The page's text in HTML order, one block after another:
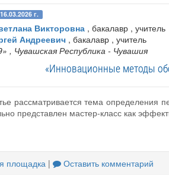
г.
Викторовна , бакалавр , учитель
Андреевич , бакалавр , учитель
, Чувашская Республика - Чувашия
«Инновационные методы
рассматривается тема определения
представлен мастер-класс как
площадка | Оставить комментарий